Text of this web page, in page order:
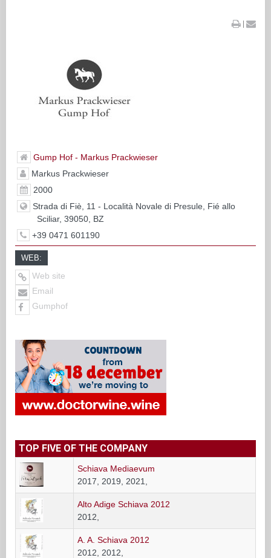
|
Gump Hof - Markus Prackwieser
Markus Prackwieser
2000
Strada di Fiè, 11 - Località Novale di Presule, Fié allo
Sciliar, 39050, BZ
+39 0471 601190
WEB:
Web site
Email
Gumphof
TOP FIVE OF THE COMPANY
Schiava Mediaevum
2017, 2019, 2021,
Alto Adige Schiava 2012
2012,
A. A. Schiava 2012
2012, 2012,